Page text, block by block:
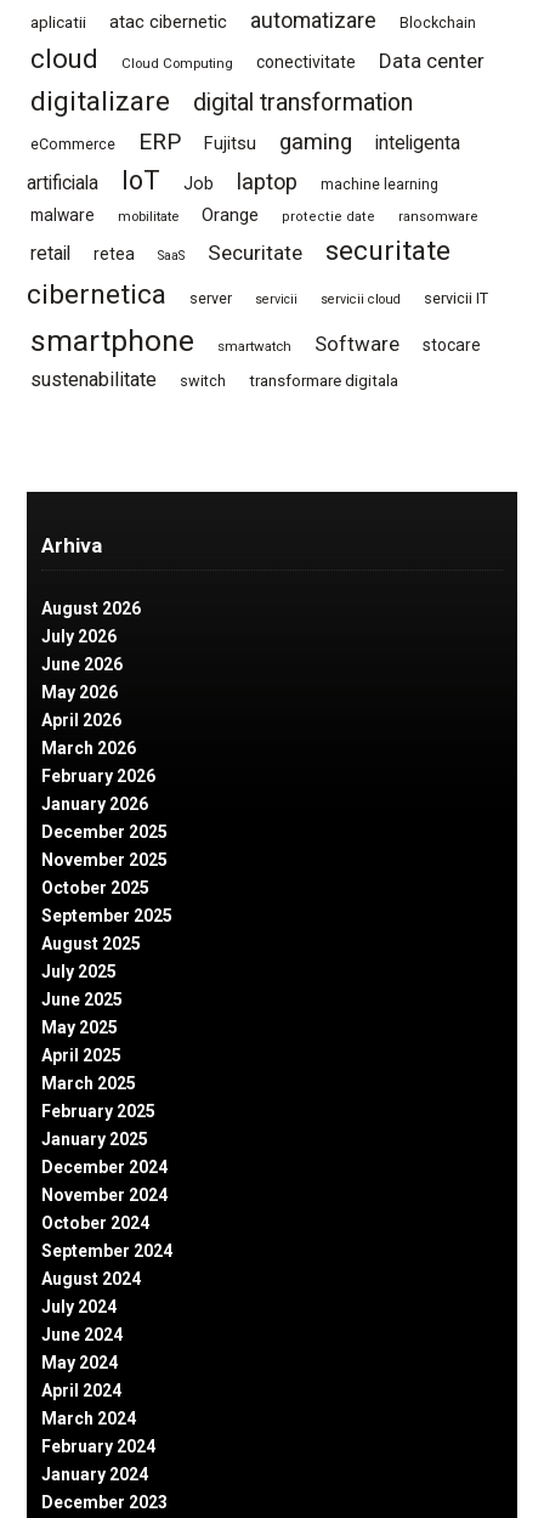
aplicatii atac cibernetic automatizare Blockchain
cloud Cloud Computing conectivitate Data center
digitalizare digital transformation
eCommerce ERP Fujitsu gaming
inteligenta
artificiala
IoT Job laptop machine learning
malware mobilitate Orange protectie date ransomware
retail retea SaaS Securitate
securitate
cibernetica
server servicii servicii cloud servicii IT
smartphone smartwatch Software stocare
sustenabilitate switch transformare digitala
Arhiva
August 2026
July 2026
June 2026
May 2026
April 2026
March 2026
February 2026
January 2026
December 2025
November 2025
October 2025
September 2025
August 2025
July 2025
June 2025
May 2025
April 2025
March 2025
February 2025
January 2025
December 2024
November 2024
October 2024
September 2024
August 2024
July 2024
June 2024
May 2024
April 2024
March 2024
February 2024
January 2024
December 2023